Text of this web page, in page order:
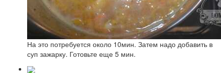
На это потребуется около 10мин. Затем надо добавить в
суп зажарку. Готовьте еще 5 мин.